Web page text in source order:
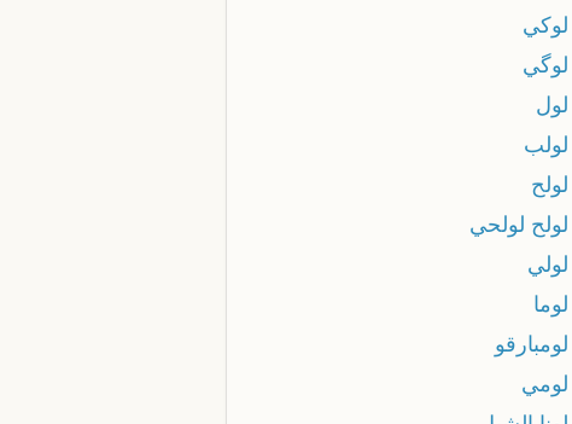
لوكي
لوگي
لول
لولب
لولح
لولح لولحي
لولي
لوما
لومبارقو
لومي